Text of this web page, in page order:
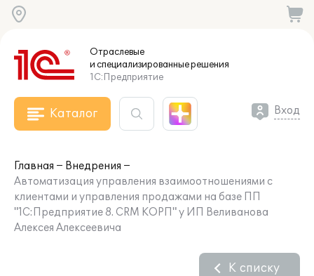
Отраслевые
и специализированныерешения
1С:Предприятие
Каталог Вход
Главная
Внедрения
Автоматизация управления взаимоотношениями с
клиентами и управления продажами на базе ПП
"1С:Предприятие 8. CRM КОРП" у ИП Веливанова
Алексея Алексеевича
К списку